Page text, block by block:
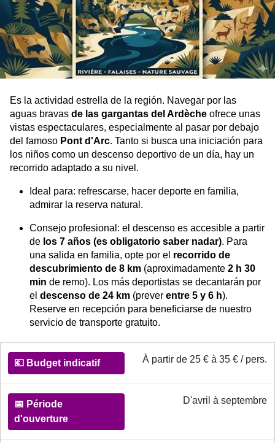
Es la actividad estrella de la región. Navegar por las
aguas bravas de las gargantas del Ardèche ofrece unas
vistas espectaculares, especialmente al pasar por debajo
del famoso Pont d'Arc. Tanto si busca una iniciación para
los niños como un descenso deportivo de un día, hay un
recorrido adaptado a su nivel.
Ideal para: refrescarse, hacer deporte en familia,
admirar la reserva natural.
Consejo profesional: el descenso es accesible a partir
de los 7 años (es obligatorio saber nadar). Para
una salida en familia, opte por el recorrido de
descubrimiento de 8 km (aproximadamente 2 h 30
min de remo). Los más deportistas se decantarán por
el descenso de 24 km (prever entre 5 y 6 h).
Reserve en recepción para beneficiarse de nuestro
servicio de transporte gratuito.
Informations pratiques pour la descente des gorges de
💶
indicatif
À partir de 25 € à 35 € / pers.
D'avril à septembre